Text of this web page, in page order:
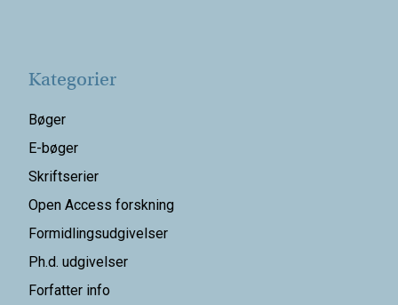
Kategorier
Bøger
E-bøger
Skriftserier
Open Access forskning
Formidlingsudgivelser
Ph.d. udgivelser
Forfatter info